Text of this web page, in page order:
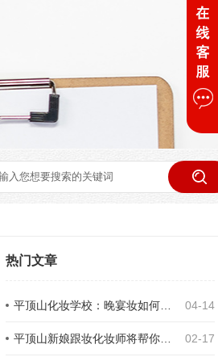
热门文章
04-14
02-17